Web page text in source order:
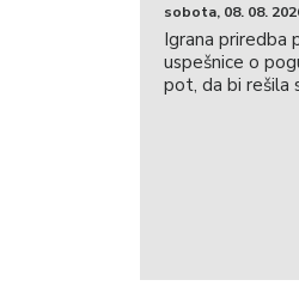
sobota, 08. 08.
Igrana priredba
uspešnice o
pot, da bi rešila